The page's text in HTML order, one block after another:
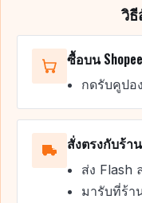
วิ
ซื้อบน Shopee
กดรับคูปอ
สั่งตรงกับร้าน
ส่ง Flash
มารับที่ร้า